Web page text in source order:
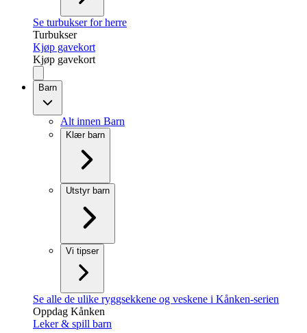
Se turbukser for herre
Turbukser
Kjøp gavekort
Kjøp gavekort
Barn
Alt innen Barn
Klær barn
Utstyr barn
Vi tipser
Se alle de ulike ryggsekkene og veskene i Kånken-serien
Oppdag Kånken
Leker & spill barn